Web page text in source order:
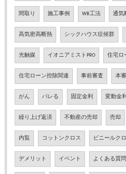
間取り 施工事例 WB工法 通気
高気密高断熱 シックハウス症候群
光触媒 イオニアミストPRO 住宅ロ
住宅ローン控除関連 事前審査 本
がん バレる 固定金利 変動金
繰り上げ返済 不動産の売却 売却
内覧 コットンクロス ビニールク
デメリット イベント よくある質問